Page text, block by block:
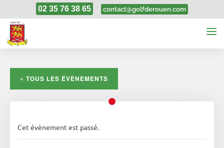
02 35 76 38 65 contact@golfderouen.com
« TOUS LES ÉVÈNEMENTS
Cet évènement est passé.